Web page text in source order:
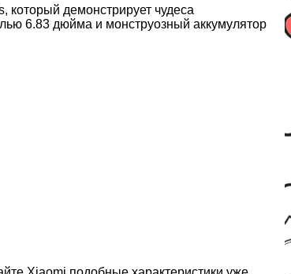
который демонстрирует чудеса
6.83 дюйма и монструозный аккумулятор